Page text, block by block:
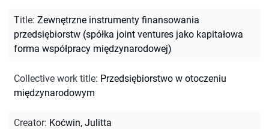
Title: Zewnętrzne instrumenty finansowania
przedsiębiorstw (spółka joint ventures jako kapitałowa
forma współpracy międzynarodowej)
Collective work title: Przedsiębiorstwo w otoczeniu
międzynarodowym
Creator: Koćwin, Julitta